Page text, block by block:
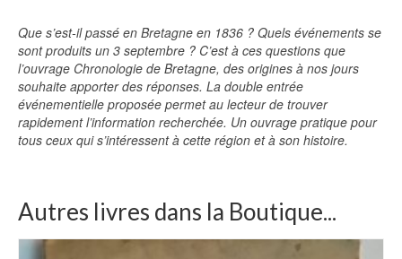
Que s’est-il passé en Bretagne en 1836 ? Quels événements se
sont produits un 3 septembre ? C’est à ces questions que
l’ouvrage Chronologie de Bretagne, des origines à nos jours
souhaite apporter des réponses. La double entrée
événementielle proposée permet au lecteur de trouver
rapidement l’information recherchée. Un ouvrage pratique pour
tous ceux qui s’intéressent à cette région et à son histoire.
Autres livres dans la Boutique...